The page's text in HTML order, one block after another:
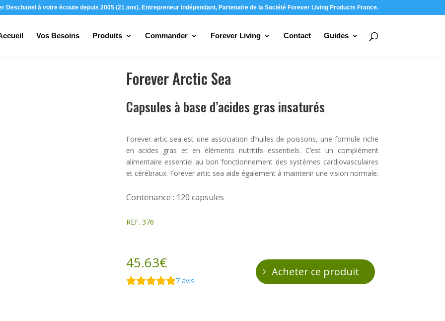
Deschanel à votre écoute depuis 2005 (21 ans). Entrepreneur Indépendant, Partenaire de la Société Forever Living Products France.
Vos Besoins Produits Commander Forever Living Contact Guides
Forever Arctic Sea
Capsules à base d’acides gras insaturés
Forever artic sea est une association d’huiles de poissons, une formule riche
en acides gras et en éléments nutritifs essentiels. C’est un complément
alimentaire essentiel au bon fonctionnement des systèmes cardiovasculaires
et cérébraux. Forever artic sea aide également à maintenir une vision normale.
Contenance : 120 capsules
REF. 376
45.63€
7avis
Acheter ce produit